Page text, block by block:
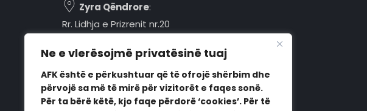
Ne e vlerësojmë privatësinë tuaj
AFK është e përkushtuar që të ofrojë shërbim dhe
përvojë sa më të mirë për vizitorët e faqes sonë.
Për ta bërë këtë, kjo faqe përdorë ‘cookies’. Për të
Zyra Qëndrore:
Rr. Lidhja e Prizrenit nr.20
Pejë, 30000, Kosovë
Orari i punës:
E hënë - E premte